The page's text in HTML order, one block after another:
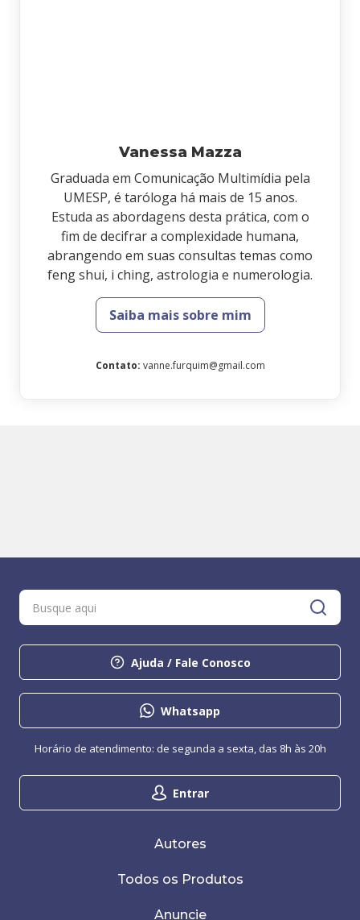
Vanessa Mazza
Graduada em Comunicação Multimídia pela
UMESP, é taróloga há mais de 15 anos.
Estuda as abordagens desta prática, com o
fim de decifrar a complexidade humana,
abrangendo em suas consultas temas como
feng shui, i ching, astrologia e numerologia.
Saiba mais sobre mim
Contato: vanne.furquim@gmail.com
Ajuda / Fale Conosco
Whatsapp
Entrar
Horário de atendimento: de segunda a sexta, das 8h às 20h
Autores
Todos os Produtos
Anuncie